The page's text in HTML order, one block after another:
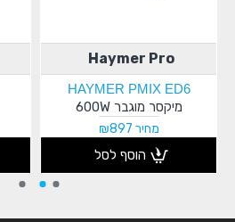
Haymer Pro
HAYMER PMIX ED6
מיקסר מוגבר 600W
מחיר ₪897
הוסף לסל